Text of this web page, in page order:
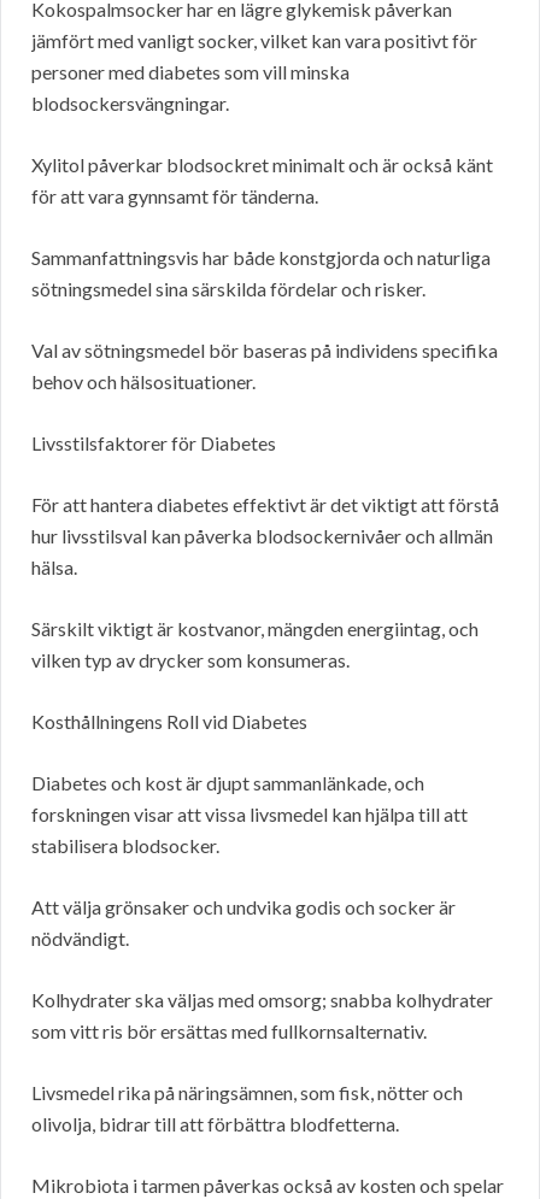
Kokospalmsocker har en lägre glykemisk påverkan
jämfört med vanligt socker, vilket kan vara positivt för
personer med diabetes som vill minska
blodsockersvängningar.
Xylitol påverkar blodsockret minimalt och är också känt
för att vara gynnsamt för tänderna.
Sammanfattningsvis har både konstgjorda och naturliga
sötningsmedel sina särskilda fördelar och risker.
Val av sötningsmedel bör baseras på individens specifika
behov och hälsosituationer.
Livsstilsfaktorer för Diabetes
För att hantera diabetes effektivt är det viktigt att förstå
hur livsstilsval kan påverka blodsockernivåer och allmän
hälsa.
Särskilt viktigt är kostvanor, mängden energiintag, och
vilken typ av drycker som konsumeras.
Kosthållningens Roll vid Diabetes
Diabetes och kost är djupt sammanlänkade, och
forskningen visar att vissa livsmedel kan hjälpa till att
stabilisera blodsocker.
Att välja grönsaker och undvika godis och socker är
nödvändigt.
Kolhydrater ska väljas med omsorg; snabba kolhydrater
som vitt ris bör ersättas med fullkornsalternativ.
Livsmedel rika på näringsämnen, som fisk, nötter och
olivolja, bidrar till att förbättra blodfetterna.
Mikrobiota i tarmen påverkas också av kosten och spelar